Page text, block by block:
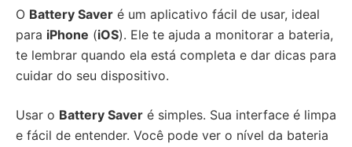
O Battery Saver é um aplicativo fácil de usar, ideal
para iPhone (iOS). Ele te ajuda a monitorar a bateria,
te lembrar quando ela está completa e dar dicas para
cuidar do seu dispositivo.
Usar o Battery Saver é simples. Sua interface é limpa
e fácil de entender. Você pode ver o nível da bateria